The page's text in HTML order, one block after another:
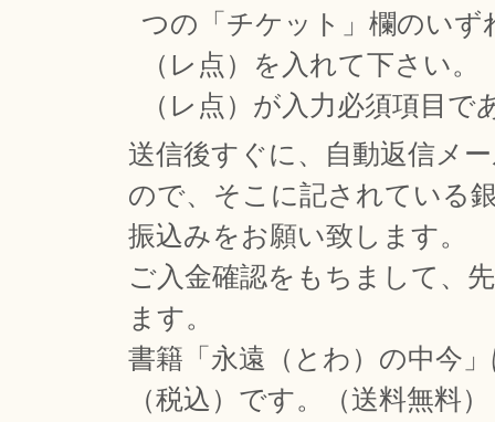
つの「チケット」欄のいず
（レ点）を入れて下さい
（レ点）が入力必須項目で
送信後すぐに、自動返信メ
ので、そこに記されている
振込みをお願い致します。
ご入金確認をもちまして、
ます。
書籍「永遠（とわ）の中今
（税込）です。（送料無料）